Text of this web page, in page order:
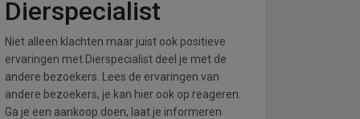
Dierspecialist
Niet alleen klachten maar juist ook positieve
ervaringen met Dierspecialist deel je met de
andere bezoekers. Lees de ervaringen van
andere bezoekers, je kan hier ook op reageren.
Ga je een aankoop doen, laat je informeren